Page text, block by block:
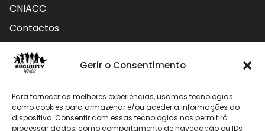
Gerir o Consentimento
Para fornecer as melhores experiências, usamos tecnologias
como cookies para armazenar e/ou aceder a informações do
dispositivo. Consentir com essas tecnologias nos permitirá
processar dados, como comportamento de navegação ou IDs
CNIACC
Contactos
Contactos
912 009 740 (Chamada para rede móvel nacional)